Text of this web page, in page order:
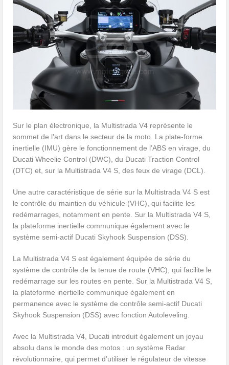
Sur le plan électronique, la Multistrada V4 représente le
sommet de l’art dans le secteur de la moto. La plate-forme
inertielle (IMU) gère le fonctionnement de l’ABS en virage, du
Ducati Wheelie Control (DWC), du Ducati Traction Control
(DTC) et, sur la Multistrada V4 S, des feux de virage (DCL).
Une autre caractéristique de série sur la Multistrada V4 S est
le contrôle du maintien du véhicule (VHC), qui facilite les
redémarrages, notamment en pente. Sur la Multistrada V4 S,
la plateforme inertielle communique également avec le
système semi-actif Ducati Skyhook Suspension (DSS).
La Multistrada V4 S est également équipée de série du
système de contrôle de la tenue de route (VHC), qui facilite le
redémarrage sur les routes en pente. Sur la Multistrada V4 S,
la plateforme inertielle communique également en
permanence avec le système de contrôle semi-actif Ducati
Skyhook Suspension (DSS) avec fonction Autoleveling.
Avec la Multistrada V4, Ducati introduit également un joyau
absolu dans le monde des motos : un système Radar
révolutionnaire, qui permet d’utiliser le régulateur de vitesse